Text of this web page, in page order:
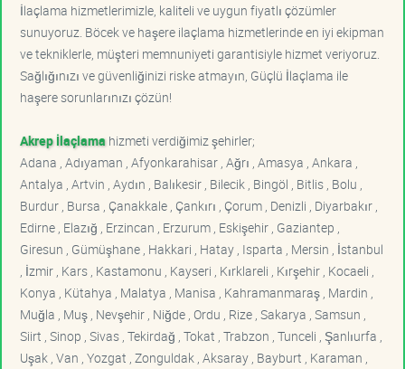
İlaçlama hizmetlerimizle, kaliteli ve uygun fiyatlı çözümler
sunuyoruz. Böcek ve haşere ilaçlama hizmetlerinde en iyi ekipman
ve tekniklerle, müşteri memnuniyeti garantisiyle hizmet veriyoruz.
Sağlığınızı ve güvenliğinizi riske atmayın, Güçlü İlaçlama ile
haşere sorunlarınızı çözün!
Akrep İlaçlama hizmeti verdiğimiz şehirler;
Adana , Adıyaman , Afyonkarahisar , Ağrı , Amasya , Ankara ,
Antalya , Artvin , Aydın , Balıkesir , Bilecik , Bingöl , Bitlis , Bolu ,
Burdur , Bursa , Çanakkale , Çankırı , Çorum , Denizli , Diyarbakır ,
Edirne , Elazığ , Erzincan , Erzurum , Eskişehir , Gaziantep ,
Giresun , Gümüşhane , Hakkari , Hatay , Isparta , Mersin , İstanbul
, İzmir , Kars , Kastamonu , Kayseri , Kırklareli , Kırşehir , Kocaeli ,
Konya , Kütahya , Malatya , Manisa , Kahramanmaraş , Mardin ,
Muğla , Muş , Nevşehir , Niğde , Ordu , Rize , Sakarya , Samsun ,
Siirt , Sinop , Sivas , Tekirdağ , Tokat , Trabzon , Tunceli , Şanlıurfa ,
Uşak , Van , Yozgat , Zonguldak , Aksaray , Bayburt , Karaman ,